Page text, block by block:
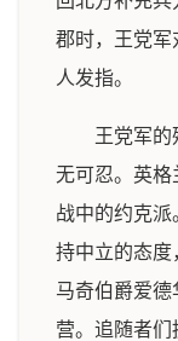
郡时，王党军
人发指。
王党军
无可忍。英格
战中的约克
持中立的态度
马奇伯爵爱德
营。追随者